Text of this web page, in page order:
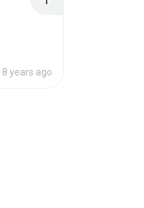
8 years ago